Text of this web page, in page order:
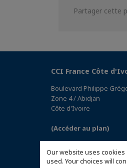
Our website uses
used. Your choices will
Partager cette
CCI France Côte
Boulevard Philippe
Zone 4 / Abidjan
Côte d'Ivoire
(Accéder au plan)